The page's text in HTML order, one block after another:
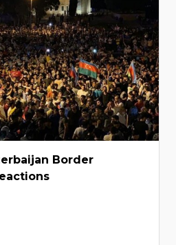
Border